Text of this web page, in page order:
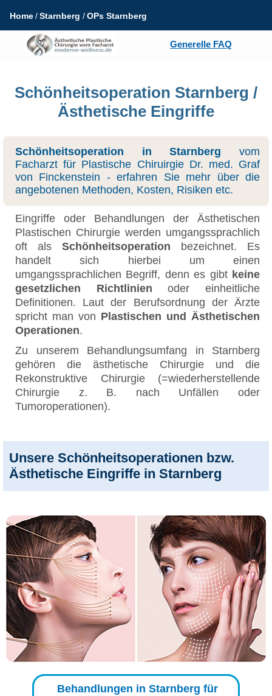
Generelle FAQ
Home Starnberg OPs Starnberg
Schönheitsoperation Starnberg /
Ästhetische Eingriffe
Schönheitsoperation in Starnberg vom
Facharzt für Plastische Chiruirgie Dr. med. Graf
von Finckenstein - erfahren Sie mehr über die
angebotenen Methoden, Kosten, Risiken etc.
Eingriffe oder Behandlungen der Ästhetischen
Plastischen Chirurgie werden umgangssprachlich
oft als Schönheitsoperation bezeichnet. Es
handelt sich hierbei um einen
umgangssprachlichen Begriff, denn es gibt keine
gesetzlichen Richtlinien oder einheitliche
Definitionen. Laut der Berufsordnung der Ärzte
spricht man von Plastischen und Ästhetischen
Operationen.
Zu unserem Behandlungsumfang in Starnberg
gehören die ästhetische Chirurgie und die
Rekonstruktive Chirurgie (=wiederherstellende
Chirurgie z. B. nach Unfällen oder
Tumoroperationen).
Unsere Schönheitsoperationen bzw.
Ästhetische Eingriffe in Starnberg
Behandlungen in Starnberg für